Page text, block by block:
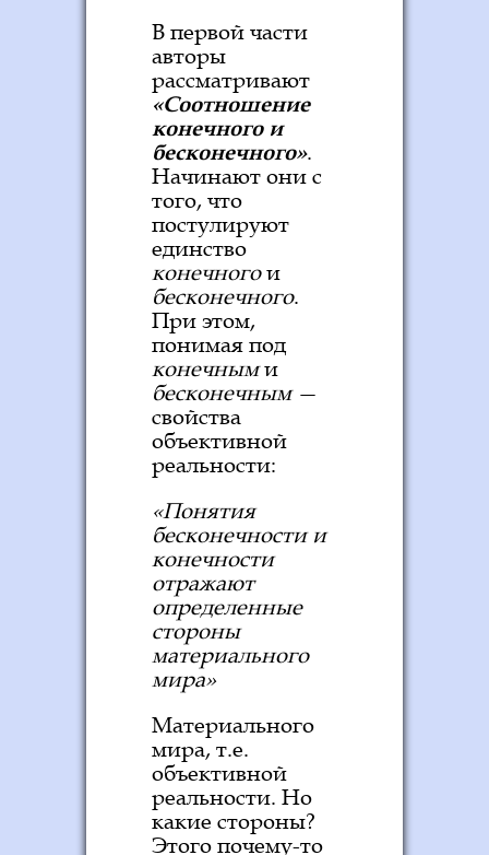
В первой части
авторы
рассматривают
«Соотношение
конечного и
бесконечного».
Начинают они с
того, что
постулируют
единство
конечногои
бесконечного.
При этом,
понимая под
конечными
бесконечным—
свойства
объективной
реальности:
«Понятия
бесконечности и
конечности
отражают
определенные
стороны
материального
мира»
Материального
мира, т.е.
объективной
реальности. Но
какие стороны?
Этого почему-то